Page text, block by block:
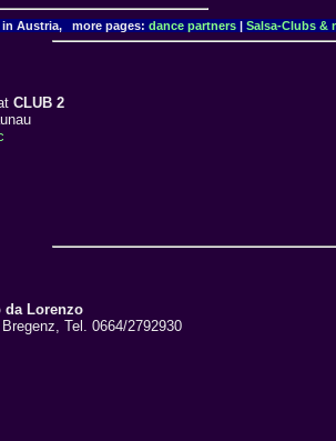
in Austria, more pages: dance partners | Salsa-Clubs &
CLUB 2
da Lorenzo
Tel. 0664/2792930